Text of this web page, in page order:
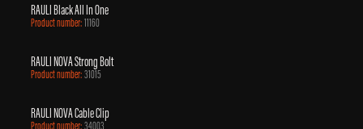
RAULI Black All In One
Product number:11160
RAULI NOVA Strong Bolt
Product number:31015
RAULI NOVA Cable Clip
Product number:34003